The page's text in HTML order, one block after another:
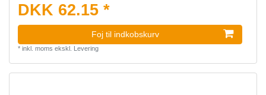
DKK 62.15 *
Foj til indkobskurv
* inkl. moms ekskl. Levering